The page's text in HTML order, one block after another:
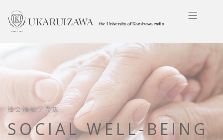
社会福祉学専攻
SOCIAL WELL-BEING